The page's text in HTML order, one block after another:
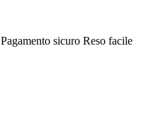
Pagamento sicuro Reso facile